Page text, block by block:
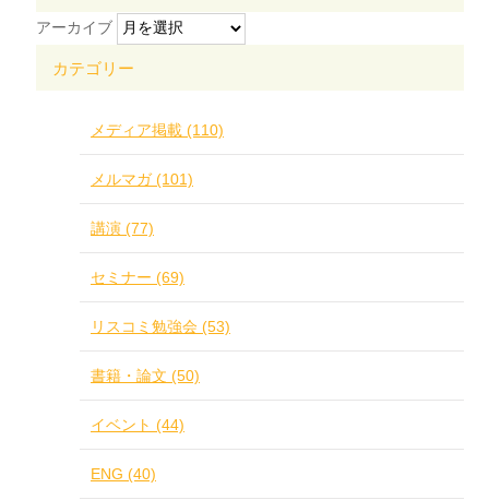
アーカイブ
カテゴリー
メディア掲載 (110)
メルマガ (101)
講演 (77)
セミナー (69)
リスコミ勉強会 (53)
書籍・論文 (50)
イベント (44)
ENG (40)